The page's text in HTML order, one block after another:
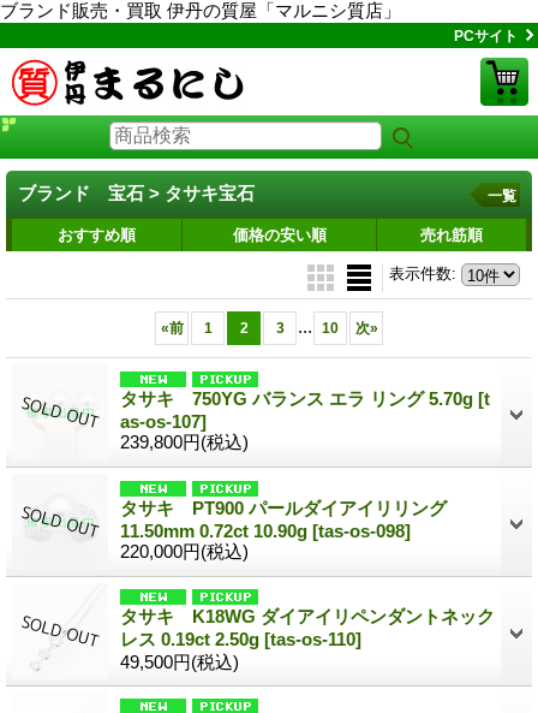
ブランド販売・買取 伊丹の質屋「マルニシ質店」
PCサイト
ブランド 宝石 > タサキ宝石 一覧
おすすめ順 価格の安い順 売れ筋順
表示件数:
«前 1 2 3 ... 10 次»
タサキ 750YG バランス エラ リング 5.70g [t
as-os-107]
239,800円(税込)
タサキ PT900 パールダイアイリリング
11.50mm 0.72ct 10.90g [tas-os-098]
220,000円(税込)
タサキ K18WG ダイアイリペンダントネック
レス 0.19ct 2.50g [tas-os-110]
49,500円(税込)